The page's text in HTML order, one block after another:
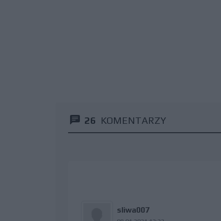
26 KOMENTARZY
sliwa007